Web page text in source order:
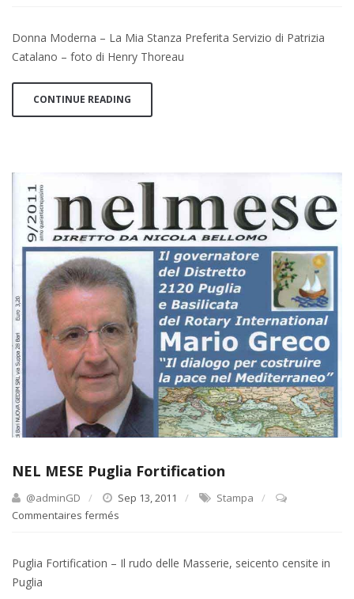
–
La
Stanza
Preferita
Donna Moderna – La Mia Stanza Preferita Servizio di Patrizia
Catalano – foto di Henry Thoreau
CONTINUE READING
NEL MESE Puglia Fortification
@adminGD Sep 13, 2011
Stampa
Commentaires fermés
Puglia
Puglia Fortification – Il rudo delle Masserie, seicento censite in
Puglia